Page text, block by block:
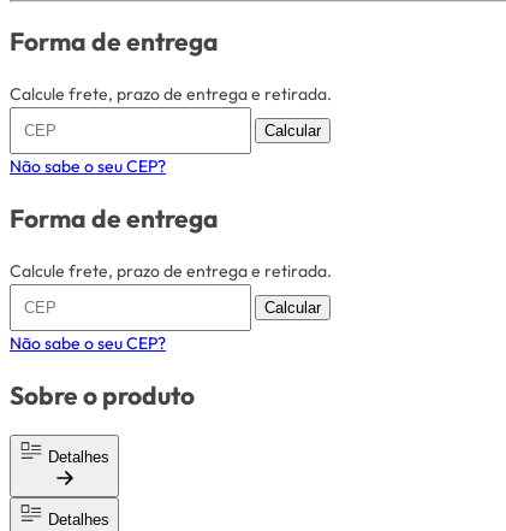
Forma de entrega
Calcule frete, prazo de entrega e retirada.
Calcular
Não sabe o seu CEP?
Forma de entrega
Calcule frete, prazo de entrega e retirada.
Calcular
Não sabe o seu CEP?
Sobre o produto
Detalhes
Detalhes